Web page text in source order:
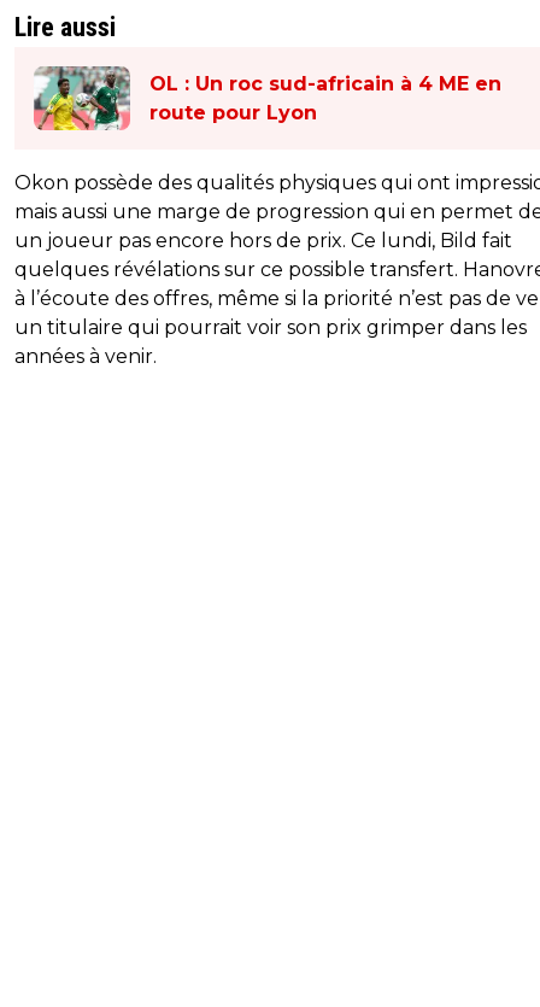
Lire aussi
OL : Un roc sud-africain à 4 ME en
route pour Lyon
Okon possède des qualités physiques qui ont
mais aussi une marge de progression qui en permet
un joueur pas encore hors de prix. Ce lundi, Bild fait
quelques révélations sur ce possible transfert.
à l’écoute des offres, même si la priorité n’est pas de
un titulaire qui pourrait voir son prix grimper dans les
années à venir.